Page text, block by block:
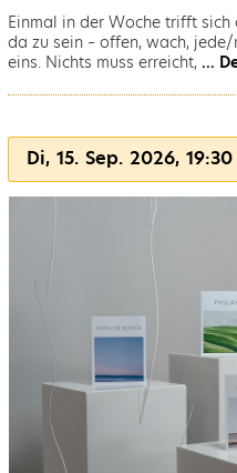
Einmal in der Woche trifft
da zu sein – offen, wach,
eins. Nichts muss erreicht,...
Di, 15. Sep. 2026, 19:30